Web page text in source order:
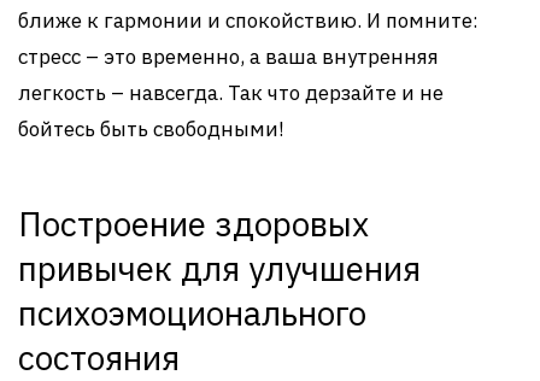
ближе к гармонии и спокойствию. И помните:
стресс – это временно, а ваша внутренняя
легкость – навсегда. Так что дерзайте и не
бойтесь быть свободными!
Построение здоровых
привычек для улучшения
психоэмоционального
состояния